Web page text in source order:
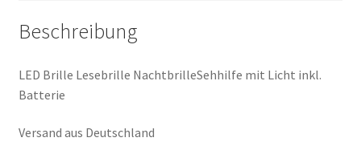
Beschreibung
LED Brille Lesebrille NachtbrilleSehhilfe mit Licht inkl.
Batterie
Versand aus Deutschland